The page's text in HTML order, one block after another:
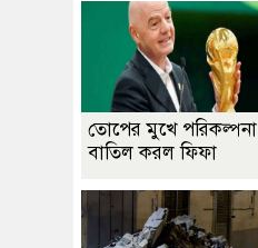
তোপের মুখে পরিকল্পনা
বাতিল করল ফিফা